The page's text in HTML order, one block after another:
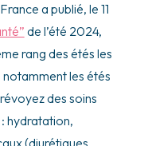
a publié, le 11
de l’été 2024,
rang des étés les
les étés
des soins
hydratation,